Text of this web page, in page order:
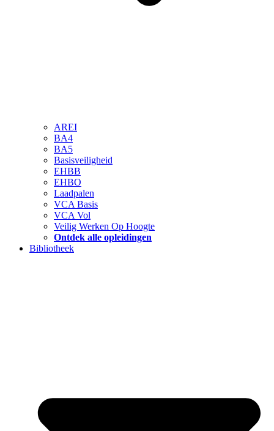
AREI
BA4
BA5
Basisveiligheid
EHBB
EHBO
Laadpalen
VCA Basis
VCA Vol
Veilig Werken Op Hoogte
Ontdek alle opleidingen
Bibliotheek